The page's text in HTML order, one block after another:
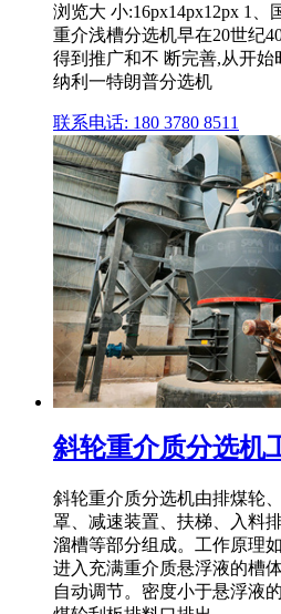
浏览大 小:16px14px12px 1
重介浅槽分选机早在20世纪
得到推广和不 断完善,从开
纳利一特朗普分选机
联系电话: 180 3780 8511
斜轮重介质分选机
斜轮重介质分选机由排煤轮
罩、减速装置、扶梯、入料
溜槽等部分组成。工作原理
进入充满重介质悬浮液的槽
自动调节。密度小于悬浮液